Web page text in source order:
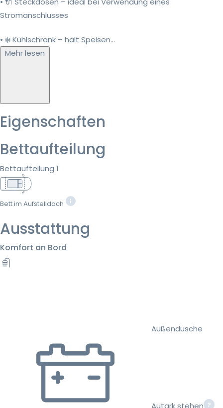
Stromanschlusses
• ❄️ Kühlschrank – hält Speisen...
Mehr lesen
Eigenschaften
Bettaufteilung
Bettaufteilung 1
Bett im Aufstelldach
Ausstattung
Komfort an Bord
Außendusche
Autark stehen